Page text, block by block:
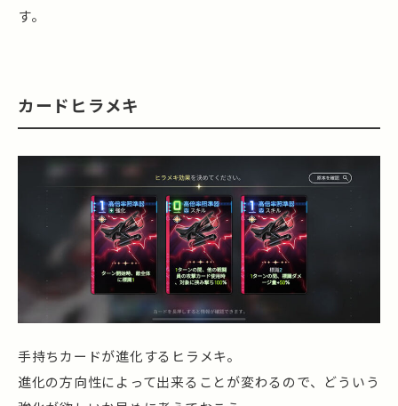
す。
カードヒラメキ
手持ちカードが進化するヒラメキ。
進化の方向性によって出来ることが変わるので、どういう